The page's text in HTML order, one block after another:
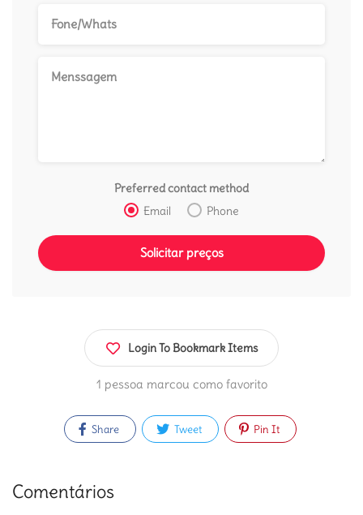
Preferred contact method
Email
Phone
Login To Bookmark Items
1 pessoa marcou como favorito
Share Tweet Pin It
Comentários